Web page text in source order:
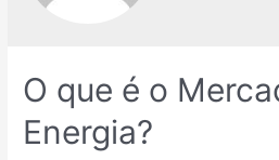
O que é o
Energia?